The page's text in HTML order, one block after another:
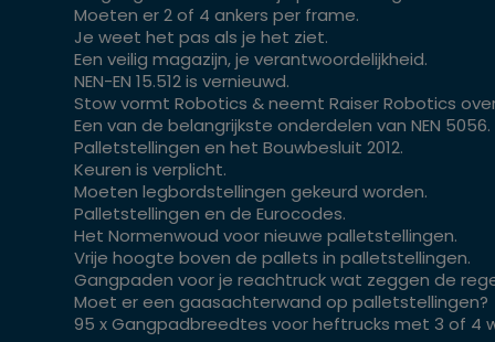
Moeten er 2 of 4 ankers per frame.
Je weet het pas als je het ziet.
Een veilig magazijn, je verantwoordelijkheid.
NEN-EN 15.512 is vernieuwd.
Stow vormt Robotics & neemt Raiser Robotics
Een van de belangrijkste onderdelen van NEN 5056.
Palletstellingen en het Bouwbesluit 2012.
Keuren is verplicht.
Moeten legbordstellingen gekeurd worden.
Palletstellingen en de Eurocodes.
Het Normenwoud voor nieuwe palletstellingen.
Vrije hoogte boven de pallets in palletstellingen.
Gangpaden voor je reachtruck wat zeggen de
Moet er een gaasachterwand op palletstellingen?
95 x Gangpadbreedtes voor heftrucks met 3 of 4